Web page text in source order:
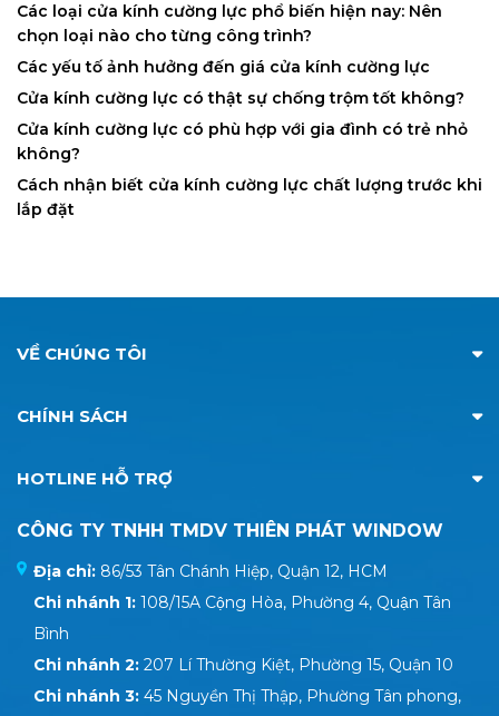
Các loại cửa kính cường lực phổ biến hiện nay: Nên
chọn loại nào cho từng công trình?
Các yếu tố ảnh hưởng đến giá cửa kính cường lực
Cửa kính cường lực có thật sự chống trộm tốt không?
Cửa kính cường lực có phù hợp với gia đình có trẻ nhỏ
không?
Cách nhận biết cửa kính cường lực chất lượng trước khi
lắp đặt
VỀ CHÚNG TÔI
CHÍNH SÁCH
HOTLINE HỖ TRỢ
CÔNG TY TNHH TMDV THIÊN PHÁT WINDOW
Địa chỉ: 86/53 Tân Chánh Hiệp, Quận 12, HCM
Chi nhánh 1: 108/15A Cộng Hòa, Phường 4, Quận Tân
Bình
Chi nhánh 2: 207 Lí Thường Kiệt, Phường 15, Quận 10
Chi nhánh 3: 45 Nguyền Thị Thập, Phường Tân phong,